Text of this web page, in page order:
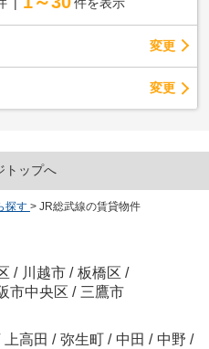
変更
変更
トップへ
探す > JR総武線の賃貸物件
/ 川越市 / 板橋区 /
市中央区 / 三鷹市
上高田 / 弥生町 / 中田 / 中野 /